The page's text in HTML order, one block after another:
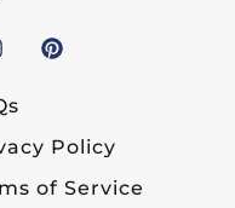
Policy
of Service